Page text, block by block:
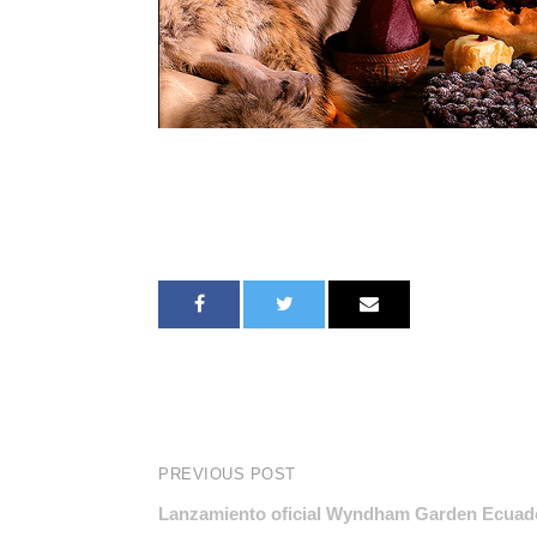
PREVIOUS POST
Lanzamiento oficial Wyndham Garden